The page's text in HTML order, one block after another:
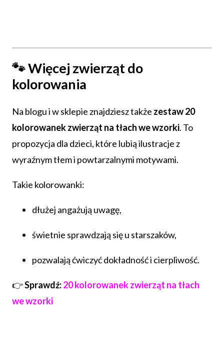
🐾 Więcej zwierząt do
kolorowania
Na blogu i w sklepie znajdziesz także zestaw 20
kolorowanek zwierząt na tłach we wzorki. To
propozycja dla dzieci, które lubią ilustracje z
wyraźnym tłem i powtarzalnymi motywami.
Takie kolorowanki:
dłużej angażują uwagę,
świetnie sprawdzają się u starszaków,
pozwalają ćwiczyć dokładność i cierpliwość.
👉Sprawdź:20 kolorowanek zwierząt na tłach
we wzorki